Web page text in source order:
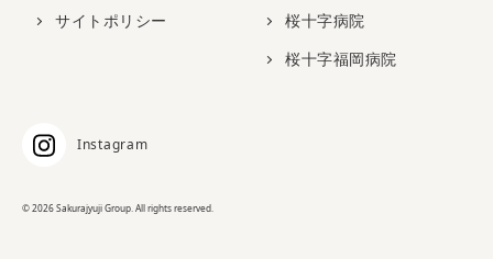
サイトポリシー 桜十字病院
桜十字福岡病院
Instagram
© 2026 Sakurajyuji Group. All rights reserved.